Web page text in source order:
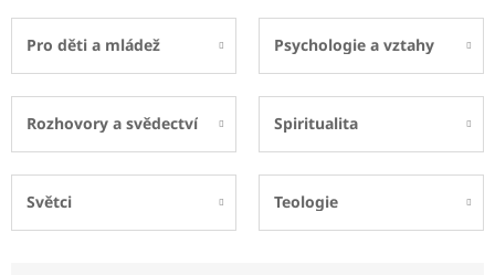
Pro děti a mládež Psychologie a vztahy
Rozhovory a svědectví Spiritualita
Světci Teologie